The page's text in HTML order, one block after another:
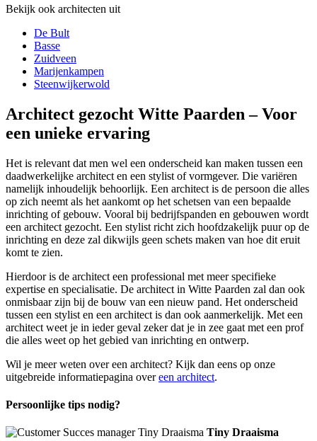
Bekijk ook architecten uit
De Bult
Basse
Zuidveen
Marijenkampen
Steenwijkerwold
Architect gezocht Witte Paarden – Voor
een unieke ervaring
Het is relevant dat men wel een onderscheid kan maken tussen een
daadwerkelijke architect en een stylist of vormgever. Die variëren
namelijk inhoudelijk behoorlijk. Een architect is de persoon die alles
op zich neemt als het aankomt op het schetsen van een bepaalde
inrichting of gebouw. Vooral bij bedrijfspanden en gebouwen wordt
een architect gezocht. Een stylist richt zich hoofdzakelijk puur op de
inrichting en deze zal dikwijls geen schets maken van hoe dit eruit
komt te zien.
Hierdoor is de architect een professional met meer specifieke
expertise en specialisatie. De architect in Witte Paarden zal dan ook
onmisbaar zijn bij de bouw van een nieuw pand. Het onderscheid
tussen een stylist en een architect is dan ook aanmerkelijk. Met een
architect weet je in ieder geval zeker dat je in zee gaat met een prof
die alles weet op het gebied van inrichting en ontwerp.
Wil je meer weten over een architect? Kijk dan eens op onze
uitgebreide informatiepagina overeen architect.
Persoonlijke tips nodig?
Tiny Draaisma